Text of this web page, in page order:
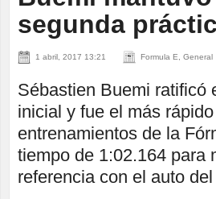
segunda
1 abril, 2017 13:21 Formula E, General
Sébastien Buemi ratificó
inicial y fue el más
entrenamientos de la
tiempo de 1:02.164 para
referencia con el auto